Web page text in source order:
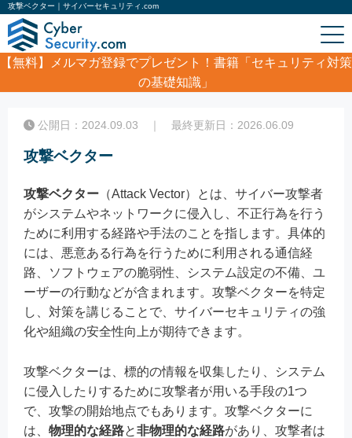
攻撃ベクター｜サイバーセキュリティ.com
【無料】
メルマガ登録でプレゼント！書籍「セキュリティ対策
の基礎知識」
攻撃ベクター
公開日：2024.09.03 ｜ 最終更新日：2026.06.09
攻撃ベクター
攻撃ベクター （Attack Vector）とは、サイバー攻撃者
がシステムやネットワークに侵入し、不正行為を行う
ために利用する経路や手法のことを指します。具体的
には、悪意ある行為を行うために利用される通信経
路、ソフトウェアの脆弱性、システム設定の不備、ユ
ーザーの行動などが含まれます。攻撃ベクターを特定
し、対策を講じることで、サイバーセキュリティの強
化や組織の安全性向上が期待できます。
攻撃ベクターは、標的の情報を収集したり、システム
に侵入したりするために攻撃者が用いる手段の1つ
で、攻撃の開始地点でもあります。攻撃ベクターに
は、 物理的な経路と非物理的な経路があり、攻撃者は